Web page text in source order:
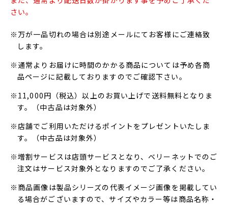
さい。
※万が一品切れの場合は別途メールにてお客様にご連絡致
します。
※通常よりお届けに時間のかかる商品については予め各商
品ページに記載しておりますのでご確認下さい。
※11,000円（税込）以上のお買い上げで送料無料となりま
す。（中古品は対象外）
※店舗でご利用いただけるポイントをプレゼントいたしま
す。（中古品は対象外）
※増割サービスは店頭サービスとなり、ベリーネットでのご
注文はサービス対象外となりますのでご了承ください。
※商品画像は製品シリーズの代表イメージ画像を掲載してい
る場合がございますので、サイズやカラー等は商品名称・